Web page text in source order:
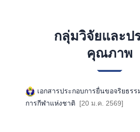
กลุ่มวิจัยและป
คุณภาพ
เอกสารประกอบการยื่นขอจริยธร
การกีฬาแห่งชาติ [20 ม.ค. 2569]